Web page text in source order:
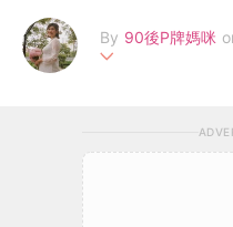
By 90後P牌媽咪
懷孕過程中，令我對於育兒、
章、Facebook Page帶到更
我懷孕過程同寶實既一點一滴。